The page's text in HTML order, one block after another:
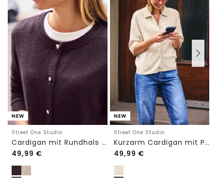
NEW
Street One Studio
Cardigan mit Rundhals und Knöpfen
49,99 €
NEW
Street One Studio
Kurzarm Cardigan mit Polokragen
49,99 €